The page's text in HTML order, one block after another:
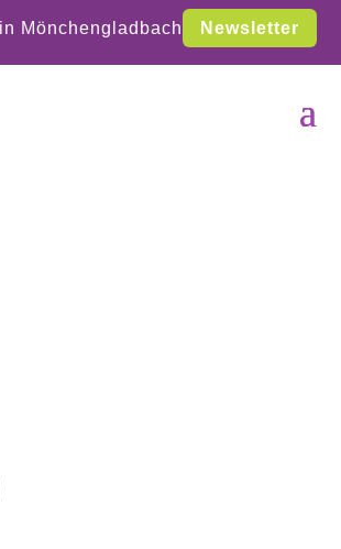
in Mönchengladbach Newsletter